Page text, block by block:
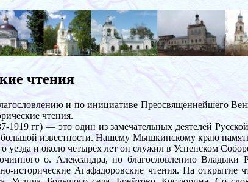
чтения
и по инициативе Преосвященнейшего
чтения.
1919 гг) — это один из замечательных деятелей
известности. Нашему Мышкинскому краю
и около четырёх лет он служил в Успенском
о. Александра, по благословлению
исторические Агафадоровские чтения. На